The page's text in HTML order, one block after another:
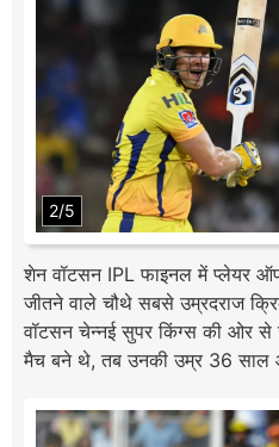
2/5
शेन वॉटसन IPL फाइनल में प्लेयर
जीतने वाले चौथे सबसे उम्रदराज
वॉटसन चेन्नई सुपर किंग्स की ओर
मैच बने थे, तब उनकी उम्र 36 साल